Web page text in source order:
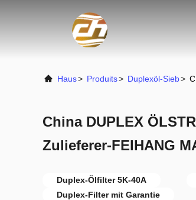
Haus> Produits> Duplexöl-Sieb>
China DUPLEX
Zulieferer-FEIHANG
Duplex-Ölfilter 5K-40A
Duplex-Filter mit Garantie